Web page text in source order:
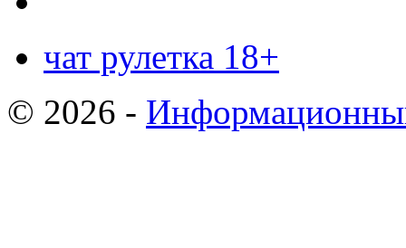
чат рулетка 18+
© 2026 -